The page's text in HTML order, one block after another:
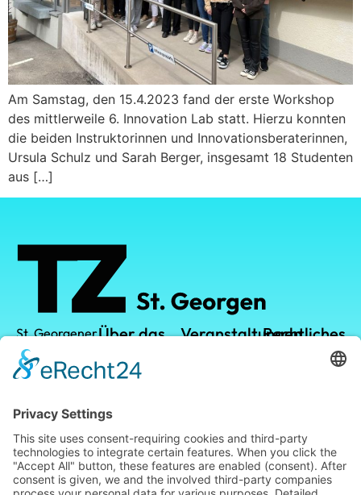
Am Samstag, den 15.4.2023 fand der erste Workshop
des mittlerweile 6. Innovation Lab statt. Hierzu konnten
die beiden Instruktorinnen und Innovationsberaterinnen,
Ursula Schulz und Sarah Berger, insgesamt 18 Studenten
aus […]
St. Georgener
Technologiezentrum
GmbH
78112 St.
Georgen im
Schwarzwald
Telefon: +49
(0) 7724 /
Über das
Vermietung
Standort
Blog
VeranstaltungenRechtliches
Datenschutz